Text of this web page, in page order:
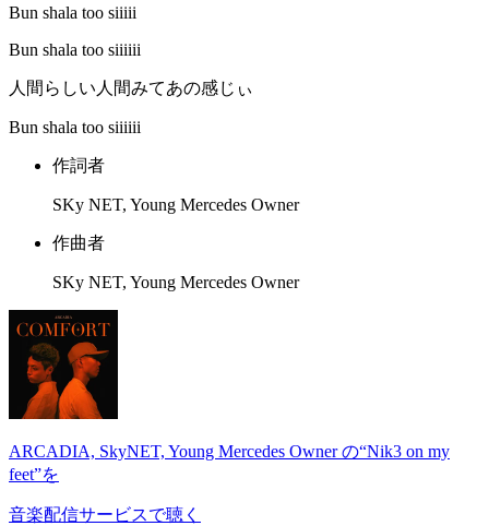
Bun shala too siiiii
Bun shala too siiiiii
人間らしい人間みてあの感じぃ
Bun shala too siiiiii
作詞者
SKy NET, Young Mercedes Owner
作曲者
SKy NET, Young Mercedes Owner
ARCADIA, SkyNET, Young Mercedes Owner の“Nik3 on my
feet”を
音楽配信サービスで聴く